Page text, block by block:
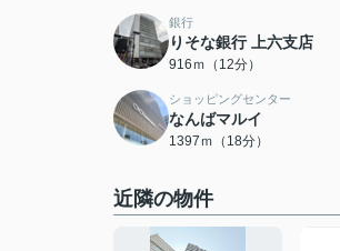
銀行
りそな銀行 上六支店
916ｍ（12分）
ショッピングセンター
なんばマルイ
1397ｍ（18分）
近隣の物件